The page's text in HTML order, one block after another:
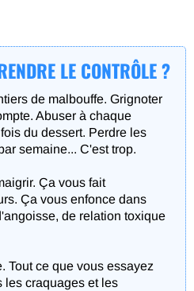
LE CONTRÔLE ?
de malbouffe. Grignoter
Abuser à chaque
du dessert. Perdre les
semaine... C'est trop.
Ça vous fait
Ça vous enfonce dans
de relation toxique
Tout ce que vous essayez
les craquages et les